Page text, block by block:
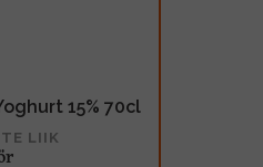
15% 70cl
LIIK